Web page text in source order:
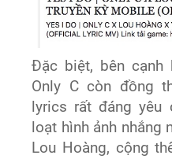
Đặc biệt, bên cạnh
Only C còn đồng
lyrics rất đáng yêu
loạt hình ảnh nhắng
Lou Hoàng, cộng